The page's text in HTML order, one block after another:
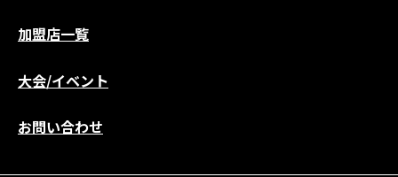
加盟店一覧
大会/イベント
お問い合わせ